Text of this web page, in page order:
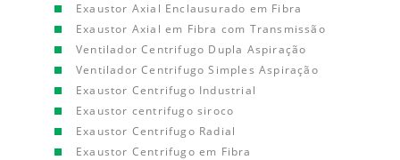
Exaustor Axial Enclausurado em Fibra
Exaustor Axial em Fibra com Transmissão
Ventilador Centrifugo Dupla Aspiração
Ventilador Centrifugo Simples Aspiração
Exaustor Centrifugo Industrial
Exaustor centrifugo siroco
Exaustor Centrifugo Radial
Exaustor Centrifugo em Fibra